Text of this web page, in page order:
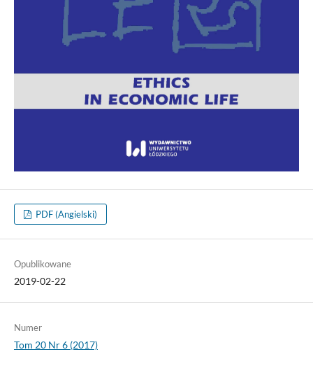
PDF (Angielski)
Opublikowane
2019-02-22
Numer
Tom 20 Nr 6 (2017)